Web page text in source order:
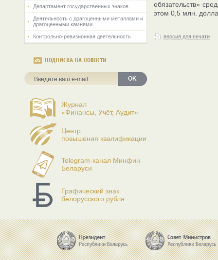
Департамент государственных знаков
Деятельность с драгоценными металлами и
драгоценными камнями
Контрольно-ревизионная деятельность
ПОДПИСКА НА НОВОСТИ
OK
Журнал
«Финансы, Учёт, Аудит»
Центр
повышения квалификации
Telegram-канал Минфин
Беларуси
Графический знак
белорусского рубля
обязательств»
этом 0,5 млн.
версия для печати